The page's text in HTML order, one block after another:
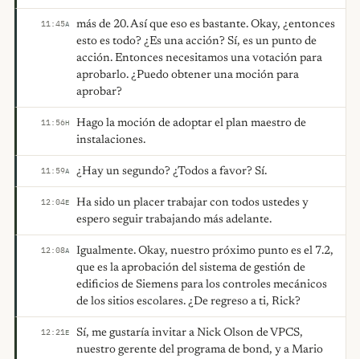
11:45A
más de 20. Así que eso es bastante. Okay, ¿entonces
esto es todo? ¿Es una acción? Sí, es un punto de
acción. Entonces necesitamos una votación para
aprobarlo. ¿Puedo obtener una moción para
aprobar?
11:56H
Hago la moción de adoptar el plan maestro de
instalaciones.
11:59A ¿Hay un segundo? ¿Todos a favor? Sí.
12:04E
Ha sido un placer trabajar con todos ustedes y
espero seguir trabajando más adelante.
12:08A
Igualmente. Okay, nuestro próximo punto es el 7.2,
que es la aprobación del sistema de gestión de
edificios de Siemens para los controles mecánicos
de los sitios escolares. ¿De regreso a ti, Rick?
12:21E
Sí, me gustaría invitar a Nick Olson de VPCS,
nuestro gerente del programa de bond, y a Mario